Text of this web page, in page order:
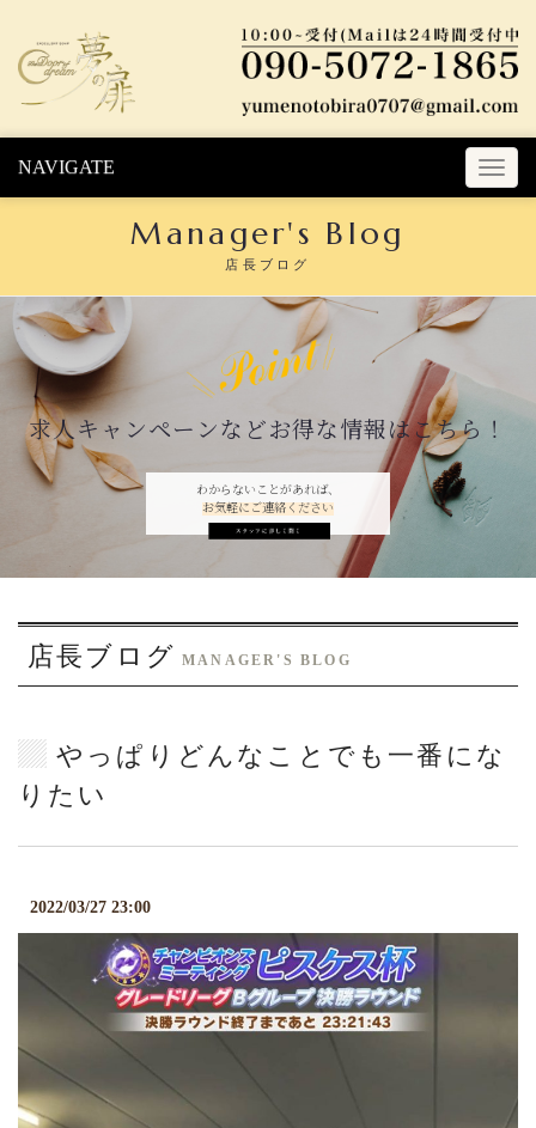
T
o
e
g
NAVIGATE
Manager's Blog
店長ブログ
わからないことがあれば、
お気軽にご連絡ください
求人キャンペーンなどお得な情報はこちら！
店長ブログ MANAGER'S BLOG
やっぱりどんなことでも一番にな
りたい
2022/03/27 23:00